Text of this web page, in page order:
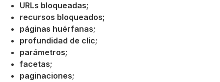
URLs bloqueadas;
recursos bloqueados;
páginas huérfanas;
profundidad de clic;
parámetros;
facetas;
paginaciones;